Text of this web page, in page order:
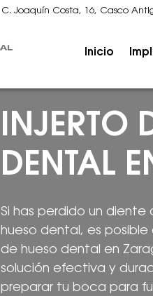
C. Joaquín Costa, 16, Casco
Inicio
INJERTO
DENTAL
Si has perdido un
hueso dental, es
de hueso dental en
solución efectiva y
preparar tu boca para